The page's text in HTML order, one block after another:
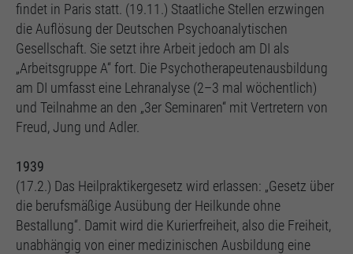
findet in Paris statt. (19.11.) Staatliche Stellen erzwingen
die Auflösung der Deutschen Psychoanalytischen
Gesellschaft. Sie setzt ihre Arbeit jedoch am DI als
„Arbeitsgruppe A“ fort. Die Psychotherapeutenausbildung
am DI umfasst eine Lehranalyse (2–3 mal wöchentlich)
und Teilnahme an den „3er Seminaren“ mit Vertretern von
Freud, Jung und Adler.
1939
(17.2.) Das Heilpraktikergesetz wird erlassen: „Gesetz über
die berufsmäßige Ausübung der Heilkunde ohne
Bestallung“. Damit wird die Kurierfreiheit, also die Freiheit,
unabhängig von einer medizinischen Ausbildung eine